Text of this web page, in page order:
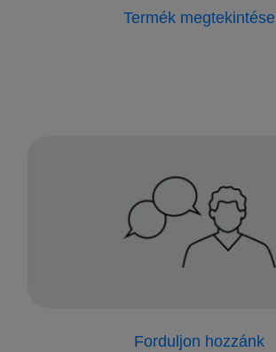
Termék megtekintése
Forduljon hozzánk